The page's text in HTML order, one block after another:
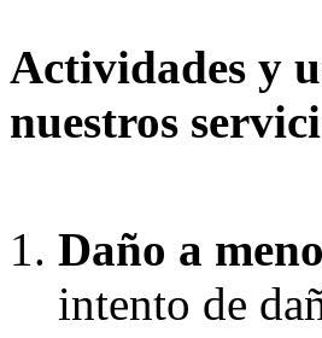
Actividades y
nuestros
Daño a
intento de